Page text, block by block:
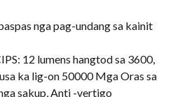
nga pag-undang sa kainit
12 lumens hangtod sa 3600,
ka lig-on 50000 Mga Oras sa
sakup, Anti -vertigo